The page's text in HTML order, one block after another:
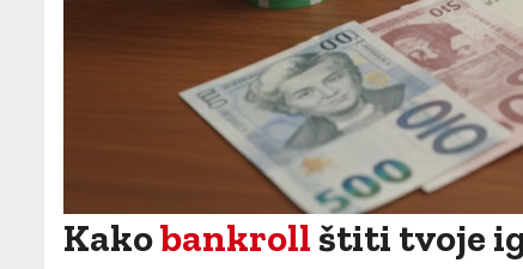
Kakobankroll štiti tvoje